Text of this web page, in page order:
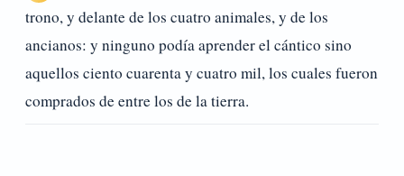
trono, y delante de los cuatro animales, y de los
ancianos: y ninguno podía aprender el cántico sino
aquellos ciento cuarenta y cuatro mil, los cuales fueron
comprados de entre los de la tierra.